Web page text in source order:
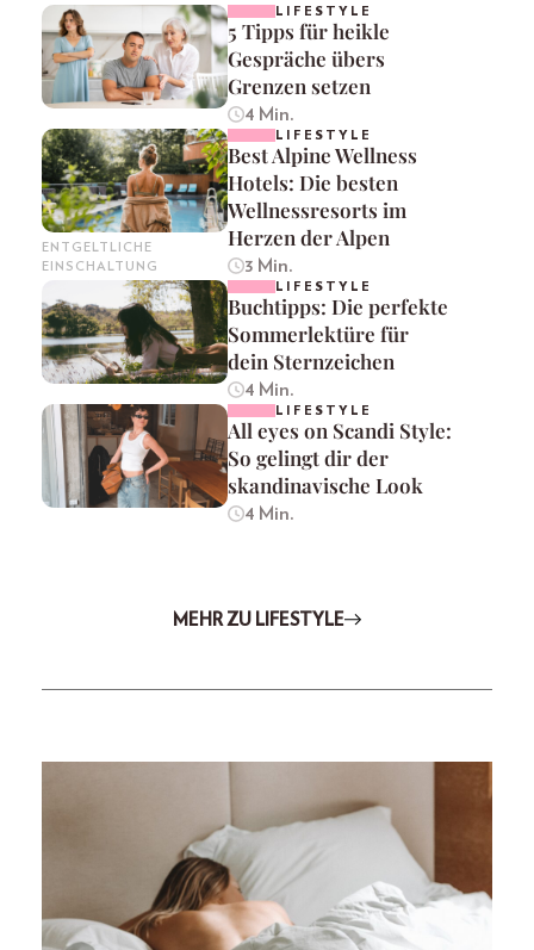
LIFESTYLE
5 Tipps für heikle
Gespräche übers
Grenzen setzen
4 Min.
ENTGELTLICHE
EINSCHALTUNG
LIFESTYLE
Best Alpine Wellness
Hotels: Die besten
Wellnessresorts im
Herzen der Alpen
3 Min.
LIFESTYLE
Buchtipps: Die perfekte
Sommerlektüre für
dein Sternzeichen
4 Min.
LIFESTYLE
All eyes on Scandi Style:
So gelingt dir der
skandinavische Look
4 Min.
MEHR ZU LIFESTYLE